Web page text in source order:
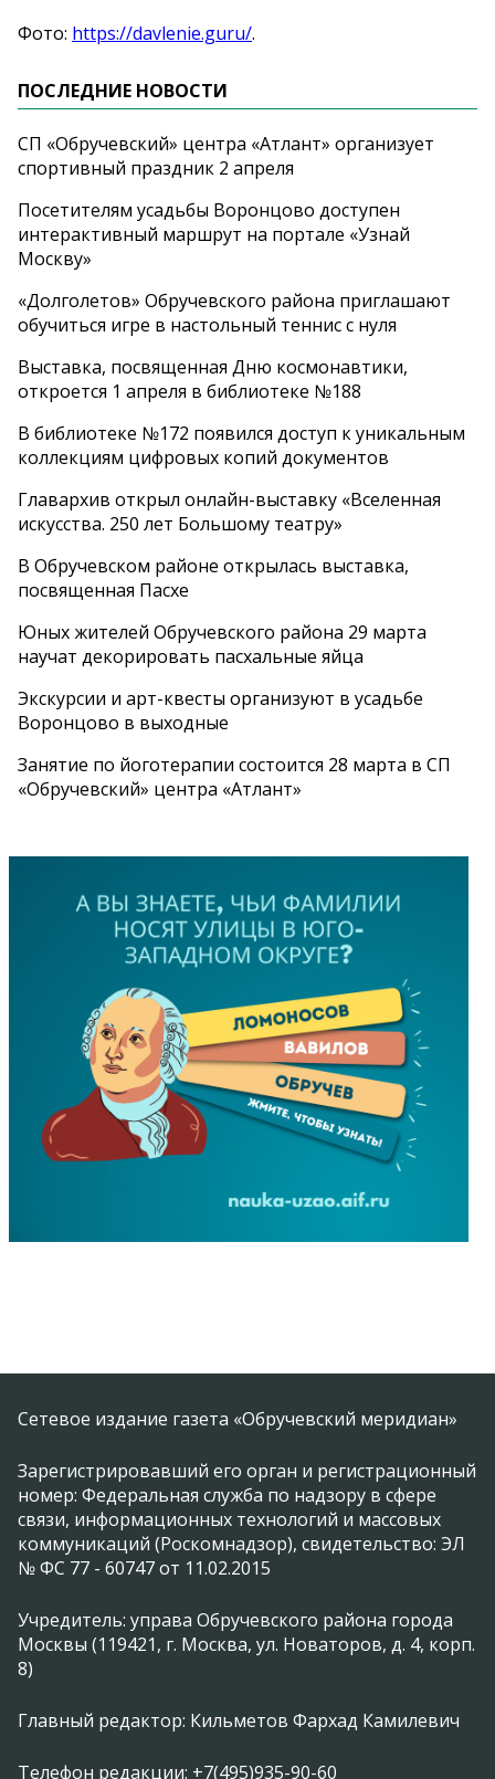
Фото: https://davlenie.guru/.
ПОСЛЕДНИЕ НОВОСТИ
СП «Обручевский» центра «Атлант» организует
спортивный праздник 2 апреля
Посетителям усадьбы Воронцово доступен
интерактивный маршрут на портале «Узнай
Москву»
«Долголетов» Обручевского района приглашают
обучиться игре в настольный теннис с нуля
Выставка, посвященная Дню космонавтики,
откроется 1 апреля в библиотеке №188
В библиотеке №172 появился доступ к уникальным
коллекциям цифровых копий документов
Главархив открыл онлайн-выставку «Вселенная
искусства. 250 лет Большому театру»
В Обручевском районе открылась выставка,
посвященная Пасхе
Юных жителей Обручевского района 29 марта
научат декорировать пасхальные яйца
Экскурсии и арт-квесты организуют в усадьбе
Воронцово в выходные
Занятие по йоготерапии состоится 28 марта в СП
«Обручевский» центра «Атлант»
Сетевое издание газета «Обручевский меридиан»
Зарегистрировавший его орган и регистрационный
номер: Федеральная служба по надзору в сфере
связи, информационных технологий и массовых
коммуникаций (Роскомнадзор), свидетельство: ЭЛ
№ ФС 77 - 60747 от 11.02.2015
Учредитель: управа Обручевского района города
Москвы (119421, г. Москва, ул. Новаторов, д. 4, корп.
8)
Главный редактор: Кильметов Фархад Камилевич
Телефон редакции: +7(495)935-90-60